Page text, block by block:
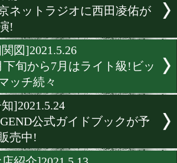
[メッセージ]2021.6.10
井上尚弥に熱いエールを送
[WOWOW]2021.6.10
井上尚弥vsダスマリナスの
と前日計量の生配信が決定!